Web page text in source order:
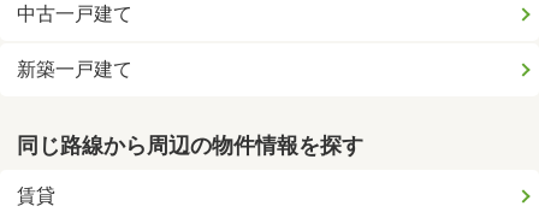
中古一戸建て
新築一戸建て
同じ路線から周辺の物件情報を探す
賃貸